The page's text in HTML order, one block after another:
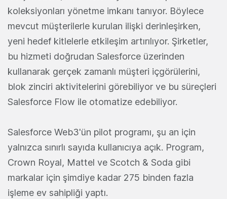
koleksiyonları yönetme imkanı tanıyor. Böylece
mevcut müşterilerle kurulan ilişki derinleşirken,
yeni hedef kitlelerle etkileşim artırılıyor. Şirketler,
bu hizmeti doğrudan Salesforce üzerinden
kullanarak gerçek zamanlı müşteri içgörülerini,
blok zinciri aktivitelerini görebiliyor ve bu süreçleri
Salesforce Flow ile otomatize edebiliyor.
Salesforce Web3'ün pilot programı, şu an için
yalnızca sınırlı sayıda kullanıcıya açık. Program,
Crown Royal, Mattel ve Scotch & Soda gibi
markalar için şimdiye kadar 275 binden fazla
işleme ev sahipliği yaptı.